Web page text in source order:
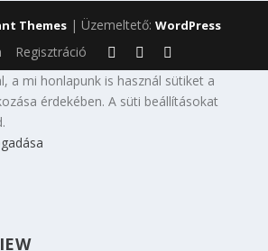
Themes| Üzemeltető: WordPress
Regisztráció
a mi honlapunk is használ sütiket a
érdekében. A süti beállításokat